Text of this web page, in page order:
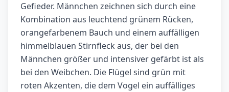
Gefieder. Männchen zeichnen sich durch eine
Kombination aus leuchtend grünem Rücken,
orangefarbenem Bauch und einem auffälligen
himmelblauen Stirnfleck aus, der bei den
Männchen größer und intensiver gefärbt ist als
bei den Weibchen. Die Flügel sind grün mit
roten Akzenten, die dem Vogel ein auffälliges